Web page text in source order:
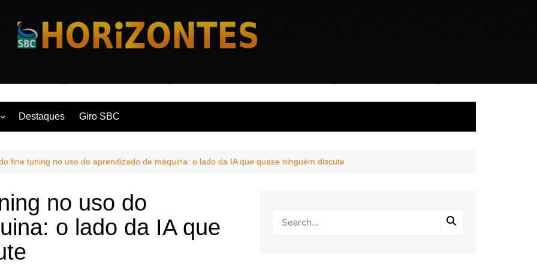
Horizontes
Destaques Giro SBC
fine tuning no uso do aprendizado de máquina: o lado da IA que quase ninguém discute
no uso do
o lado da IA que